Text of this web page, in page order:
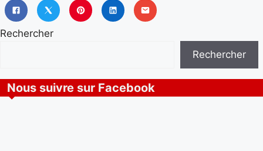
Rechercher
Rechercher
Nous suivre sur Facebook